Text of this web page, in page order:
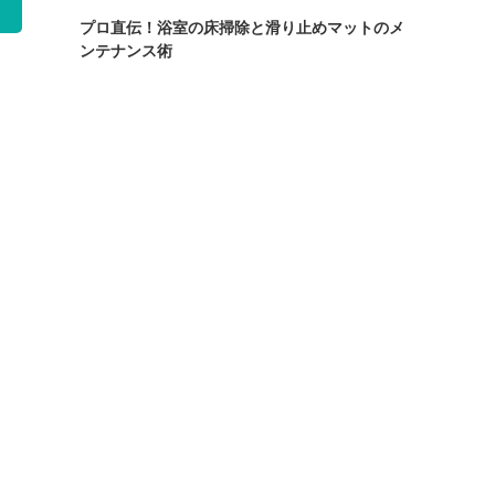
プロ直伝！浴室の床掃除と滑り止めマットのメ
ンテナンス術